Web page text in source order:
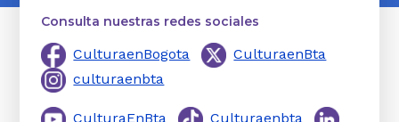
Consulta nuestras redes sociales
CulturaenBogota
CulturaenBta
culturaenbta
CulturaEnBta
Culturaenbta